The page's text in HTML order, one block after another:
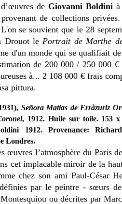
de Giovanni Boldini
de collections privées.
se souvient que le 28
Drouot lePortrait de Marthe
d'un monde qui se qualifiait
de 200 000 / 250 000 €
à... 2 108 000 € frais
pittura.
Señora Matias de Erràzuriz
, 1912. Huile sur toile. 153 x
1912. Provenance:
Londres.
œuvres l’atmosphère du Paris
cet implacable miroir de la
chez son ami Paul-César
par le peintre - sœurs
ou décrites par